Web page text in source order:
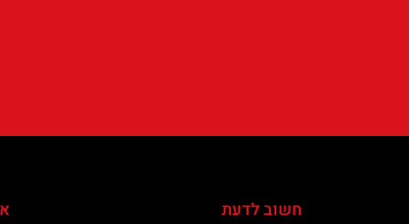
חשוב לדעת